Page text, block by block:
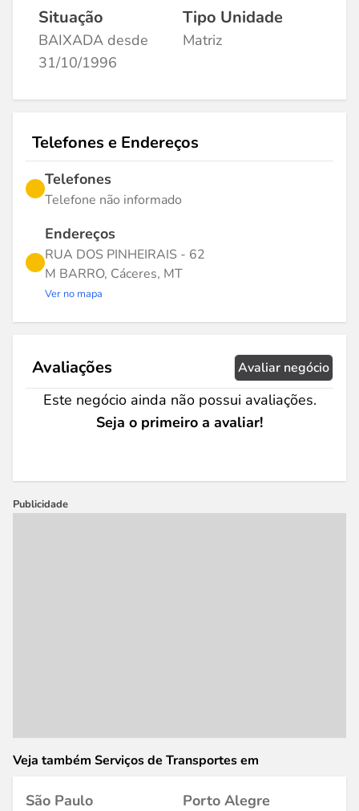
Situação
BAIXADA desde
31/10/1996
Tipo Unidade
Matriz
Telefones e Endereços
Telefones
Telefone não informado
Endereços
RUA DOS PINHEIRAIS - 62
M BARRO, Cáceres, MT
Ver no mapa
Avaliações Avaliar negócio
Este negócio ainda não possui avaliações.
Seja o primeiro a avaliar!
Publicidade
Veja também Serviços de Transportes em
São Paulo
Porto Alegre